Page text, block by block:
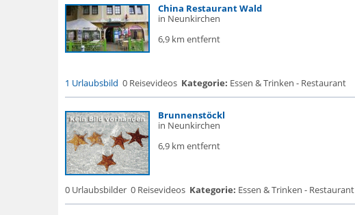
China Restaurant Wald
in Neunkirchen
6,9 km entfernt
1 Urlaubsbild 0 Reisevideos Kategorie: Essen & Trinken - Restaurant
Brunnenstöckl
in Neunkirchen
6,9 km entfernt
0 Urlaubsbilder 0 Reisevideos Kategorie: Essen & Trinken - Restaurant